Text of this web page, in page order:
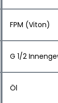
FPM (Viton)
G 1/2
Öl